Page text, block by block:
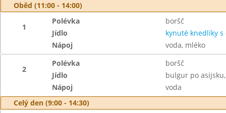
Oběd (11:00 - 14:00)
1
Polévka
boršč
Jídlo
kynuté knedlíky
Nápoj
voda, mléko
2
Polévka
boršč
Jídlo
bulgur po
Nápoj
voda
Celý den (9:00 - 14:30)